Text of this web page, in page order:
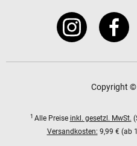
Copyright
1 Alle Preise inkl. gesetzl. MwSt.
Versandkosten: 9,99 € (ab